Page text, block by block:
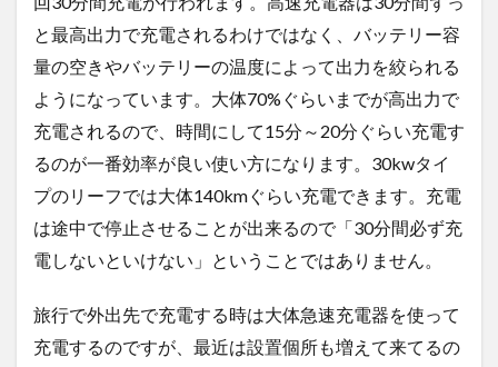
と最高出力で充電されるわけではなく、バッテリー容
量の空きやバッテリーの温度によって出力を絞られる
ようになっています。大体70%ぐらいまでが高出力で
充電されるので、時間にして15分～20分ぐらい充電す
るのが一番効率が良い使い方になります。30kwタイ
プのリーフでは大体140kmぐらい充電できます。充電
は途中で停止させることが出来るので「30分間必ず充
電しないといけない」ということではありません。
旅行で外出先で充電する時は大体急速充電器を使って
充電するのですが、最近は設置個所も増えて来てるの